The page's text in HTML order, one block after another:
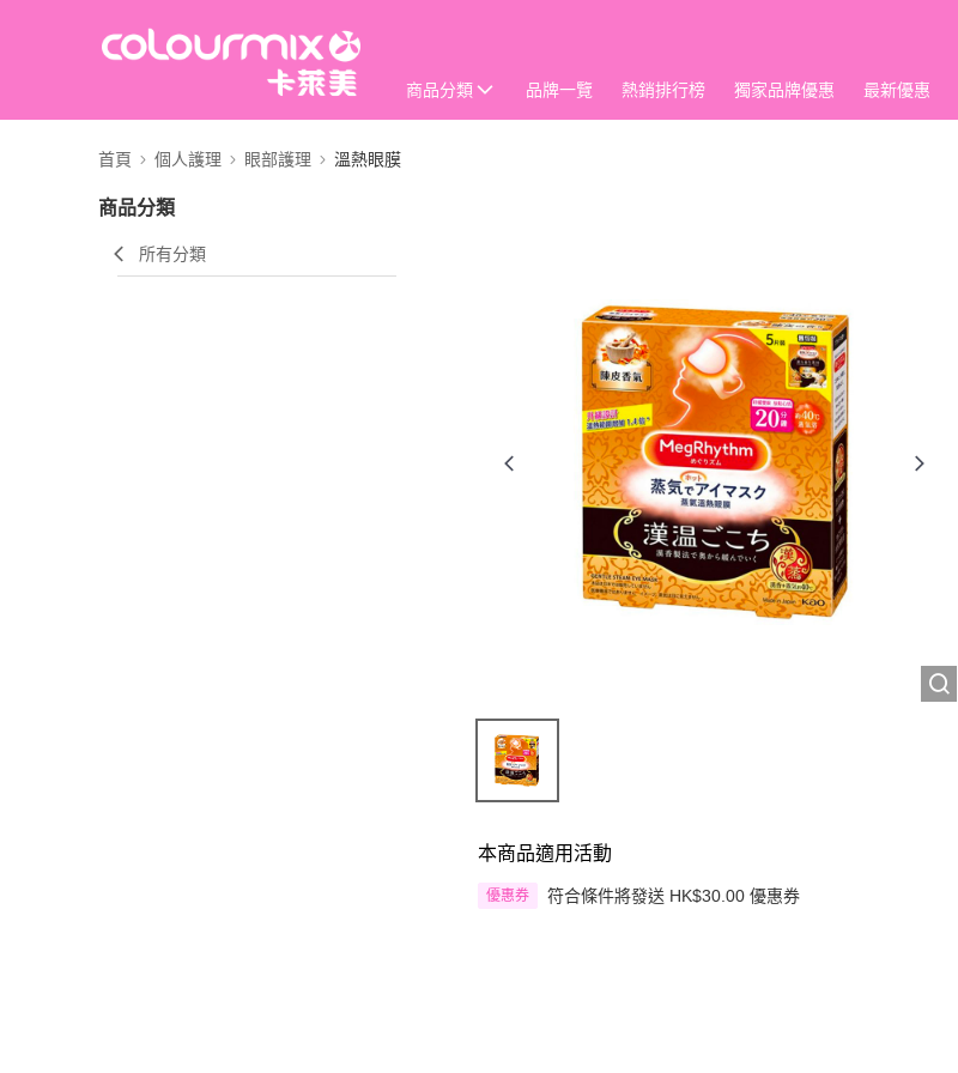
商品分類 品牌一覽 熱銷排行榜 獨家品牌優惠 最新優惠
首頁 個人護理 眼部護理 溫熱眼膜
商品分類
所有分類
本商品適用活動
優惠券 符合條件將發送 HK$30.00 優惠券